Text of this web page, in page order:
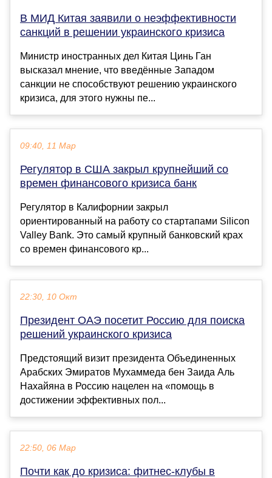
В МИД Китая заявили о неэффективности
санкций в решении украинского кризиса
Министр иностранных дел Китая Цинь Ган
высказал мнение, что введённые Западом
санкции не способствуют решению украинского
кризиса, для этого нужны пе...
09:40, 11 Мар
Регулятор в США закрыл крупнейший со
времен финансового кризиса банк
Регулятор в Калифорнии закрыл
ориентированный на работу со стартапами Silicon
Valley Bank. Это самый крупный банковский крах
со времен финансового кр...
22:30, 10 Окт
Президент ОАЭ посетит Россию для поиска
решений украинского кризиса
Предстоящий визит президента Объединенных
Арабских Эмиратов Мухаммеда бен Заида Аль
Нахайяна в Россию нацелен на «помощь в
достижении эффективных пол...
22:50, 06 Мар
Почти как до кризиса: фитнес-клубы в